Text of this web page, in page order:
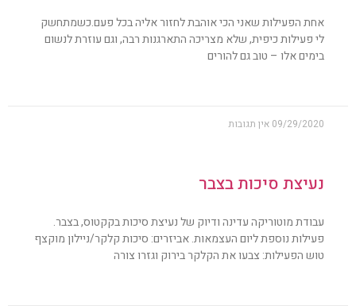
אחת הפעילות שאני הכי אוהבת לחזור אליה בכל פעם.כשמתחשק
לי פעילות כיפית, שלא מצריכה התארגנות רבה, וגם עוזרת לנשום
בימים אלו – טוב גם להורים
09/29/2020 אין תגובות
נעיצת סיכות בצבר
עבודת מוטוריקה עדינה ודיוק של נעיצת סיכות בקקטוס, בצבר.
פעילות נוספת ליום העצמאות. אביזרים: סיכות קלקר/ניילון מוקצף
טוש הפעילות: צבעו את הקלקר בירוק וגזרו צורה